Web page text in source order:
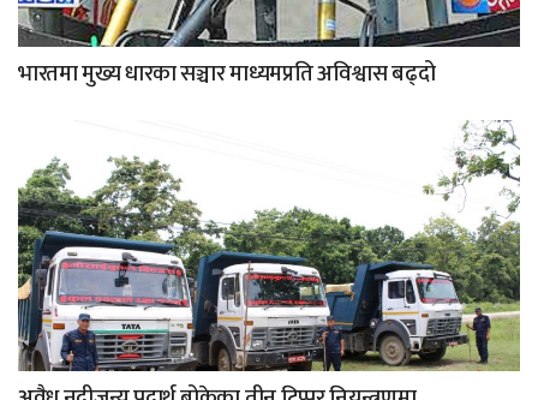
भारतमा मुख्य धारका सञ्चार माध्यमप्रति अविश्वास बढ्दो